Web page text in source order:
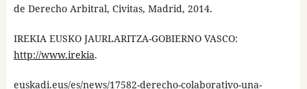
de Derecho Arbitral, Civitas, Madrid, 2014.
IREKIA EUSKO JAURLARITZA-GOBIERNO VASCO:
http://www.irekia.
euskadi.eus/es/news/17582-derecho-colaborativo-una-